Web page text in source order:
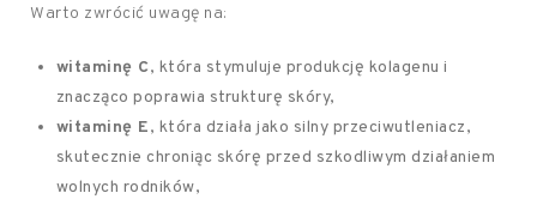
Warto zwrócić uwagę na:
witaminę C, która stymuluje produkcję kolagenu i
znacząco poprawia strukturę skóry,
witaminę E, która działa jako silny przeciwutleniacz,
skutecznie chroniąc skórę przed szkodliwym działaniem
wolnych rodników,